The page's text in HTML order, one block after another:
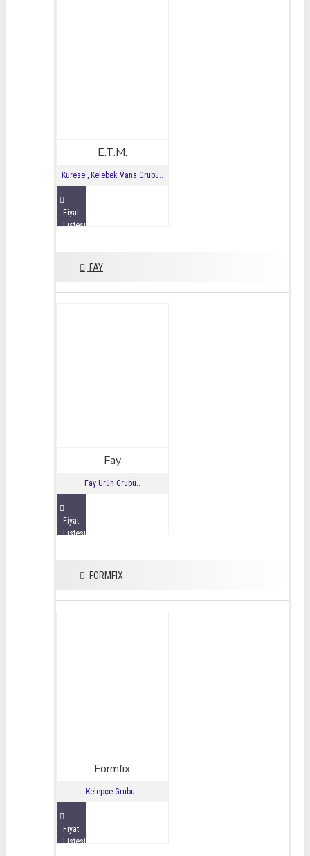
E.T.M.
Küresel, Kelebek Vana Grubu..
Fiyat
Listesini
FAY
Fay
Fay Ürün Grubu..
Fiyat
Listesini
FORMFIX
Formfix
Kelepçe Grubu..
Fiyat
Listesini